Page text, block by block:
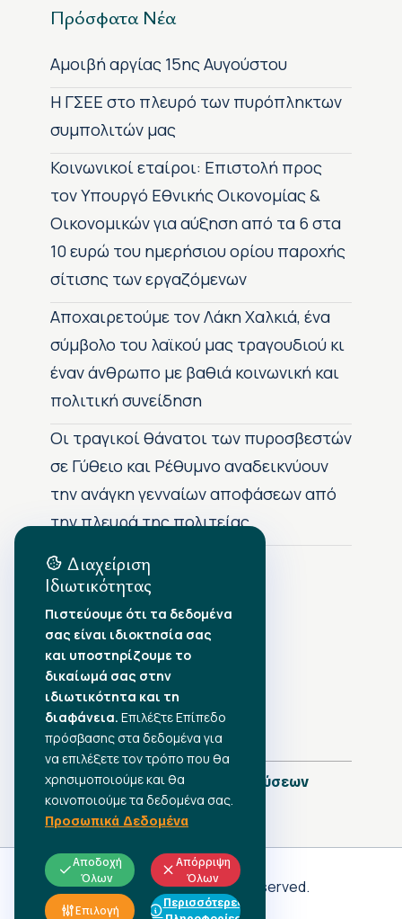
Πρόσφατα Νέα
Αμοιβή αργίας 15ης Αυγούστου
H ΓΣΕΕ στο πλευρό των πυρόπληκτων
συμπολιτών μας
Κοινωνικοί εταίροι: Επιστολή προς
τον Υπουργό Εθνικής Οικονομίας &
Οικονομικών για αύξηση από τα 6 στα
10 ευρώ του ημερήσιου ορίου παροχής
σίτισης των εργαζόμενων
Αποχαιρετούμε τον Λάκη Χαλκιά, ένα
σύμβολο του λαϊκού μας τραγουδιού κι
έναν άνθρωπο με βαθιά κοινωνική και
πολιτική συνείδηση
Οι τραγικοί θάνατοι των πυροσβεστών
σε Γύθειο και Ρέθυμνο αναδεικνύουν
την ανάγκη γενναίων αποφάσεων από
την πλευρά της πολιτείας
Αρχείο Δημοσιεύσεων
•Αύγουστος 2026
•Ιούλιος 2026
•Ιούνιος 2026
•Μάιος 2026
•Απρίλιος 2026
•Μάρτιος 2026
Πλήρες Ημερολόγιο Δημοσιεύσεων
Γ.Σ.Ε.Ε
© 2026 All rights reserved.
ΠΡΟΣΩΠΙΚΑ ΔΕΔΟΜΕΝΑ
Διαχείριση
Ιδιωτικότητας
Πιστεύουμε ότι τα δεδομένα
σας είναι ιδιοκτησία σας
και υποστηρίζουμε το
δικαίωμά σας στην
ιδιωτικότητα και τη
διαφάνεια. Επιλέξτε Επίπεδο
πρόσβασης στα δεδομένα για
να επιλέξετε τον τρόπο που θα
χρησιμοποιούμε και θα
κοινοποιούμε τα δεδομένα σας.
Προσωπικά Δεδομένα
Αποδοχή
Όλων
Απόρριψη
Όλων
Επιλογή
Περισσότερες